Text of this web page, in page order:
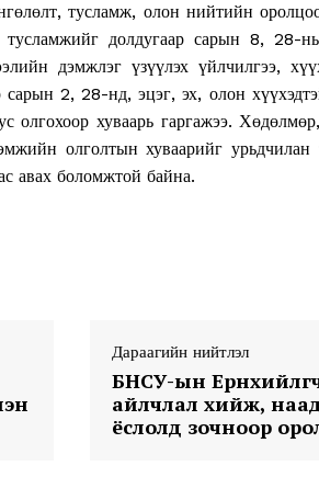
PRO
тусламж, олон нийтийн
долдугаар сарын 8, 28-
дэмжлэг үзүүлэх үйлчилгээ,
2, 28-нд, эцэг, эх, олон
олгохоор хуваарь гаргажээ.
олголтын хуваарийг
авах боломжтой байна.
Дараагийн нийтлэл
БНСУ-ын
айлчлал хийж,
ёслолд зочноор